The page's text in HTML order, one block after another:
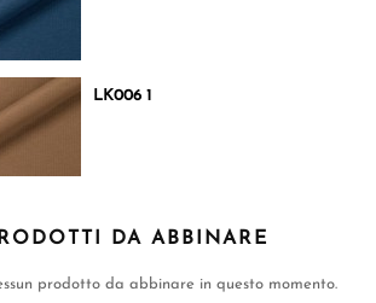
LK006 1
DA ABBINARE
prodotto da abbinare in questo momento.